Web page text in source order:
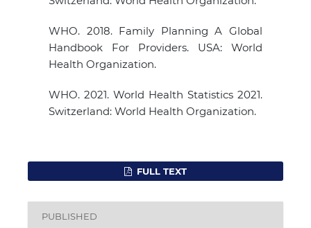
WHO. 2018. Family Planning A Global
Handbook For Providers. USA: World
Health Organization.
WHO. 2021. World Health Statistics 2021.
Switzerland: World Health Organization.
FULL TEXT
PUBLISHED